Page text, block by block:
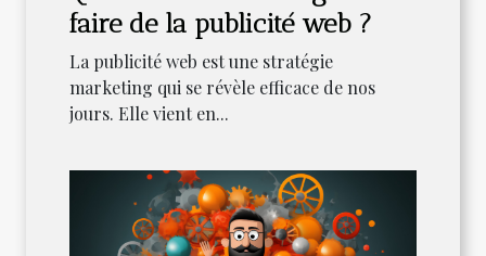
faire de la publicité web ?
La publicité web est une stratégie
marketing qui se révèle efficace de nos
jours. Elle vient en...